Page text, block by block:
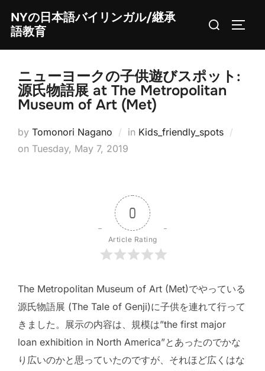
content
NYの日本語バイリンガル/継承
語教育
Search
ニューヨークの子供遊びスポット:
源氏物語展 at The Metropolitan
Museum of Art (Met)
by Tomonori Nagano in Kids_friendly_spots
on Posted
Tuesday, May 7, 2019
0
Article Rating
The Metropolitan Museum of Art (Met)でやっている
源氏物語展 (The Tale of Genji)に子供を連れて行って
きました。展示の内容は、規模は”the first major
loan exhibition in North America”とあったのでかな
り広いのかと思っていたのですが、それほど広くはな